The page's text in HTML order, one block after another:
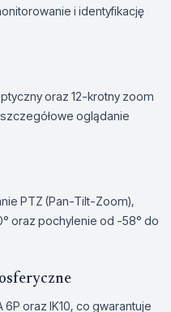
i identyfikację
oraz 12-krotny zoom
oglądanie
PTZ (Pan-Tilt-Zoom),
oraz pochylenie od -58° do
6P oraz IK10, co gwarantuje